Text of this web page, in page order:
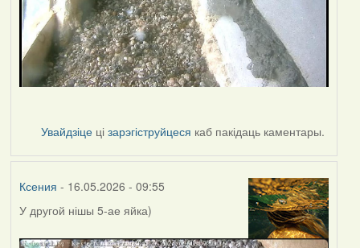
Увайдзіце цізарэгіструйцеся каб пакідаць каментары.
Ксения - 16.05.2026 - 09:55
У другой нішы 5-ае яйка)